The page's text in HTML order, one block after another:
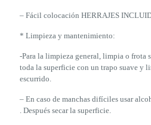
– Fácil colocación HERRAJES
* Limpieza y mantenimiento:
-Para la limpieza general, limpia o frota
toda la superficie con un trapo suave y
escurrido.
– En caso de manchas difíciles usar
. Después secar la superficie.